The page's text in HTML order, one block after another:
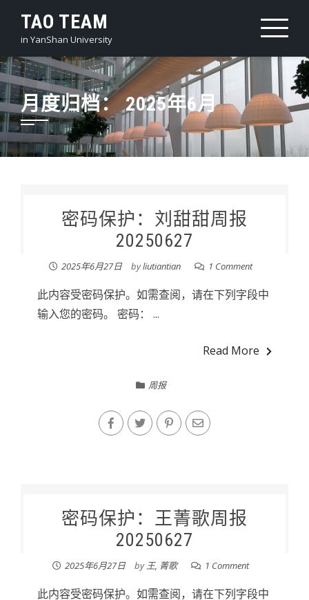
content
TAO TEAM
in YanShan University
月度归档：2025年6月
密码保护：刘甜甜周报
20250627
2025年6月27日 byliutiantian 1 Comment
此内容受密码保护。如需查阅，请在下列字段中
输入您的密码。 密码： ...
Read More
周报
密码保护：王菁歌周报
20250627
2025年6月27日 by王, 菁歌 1 Comment
此内容受密码保护。如需查阅，请在下列字段中